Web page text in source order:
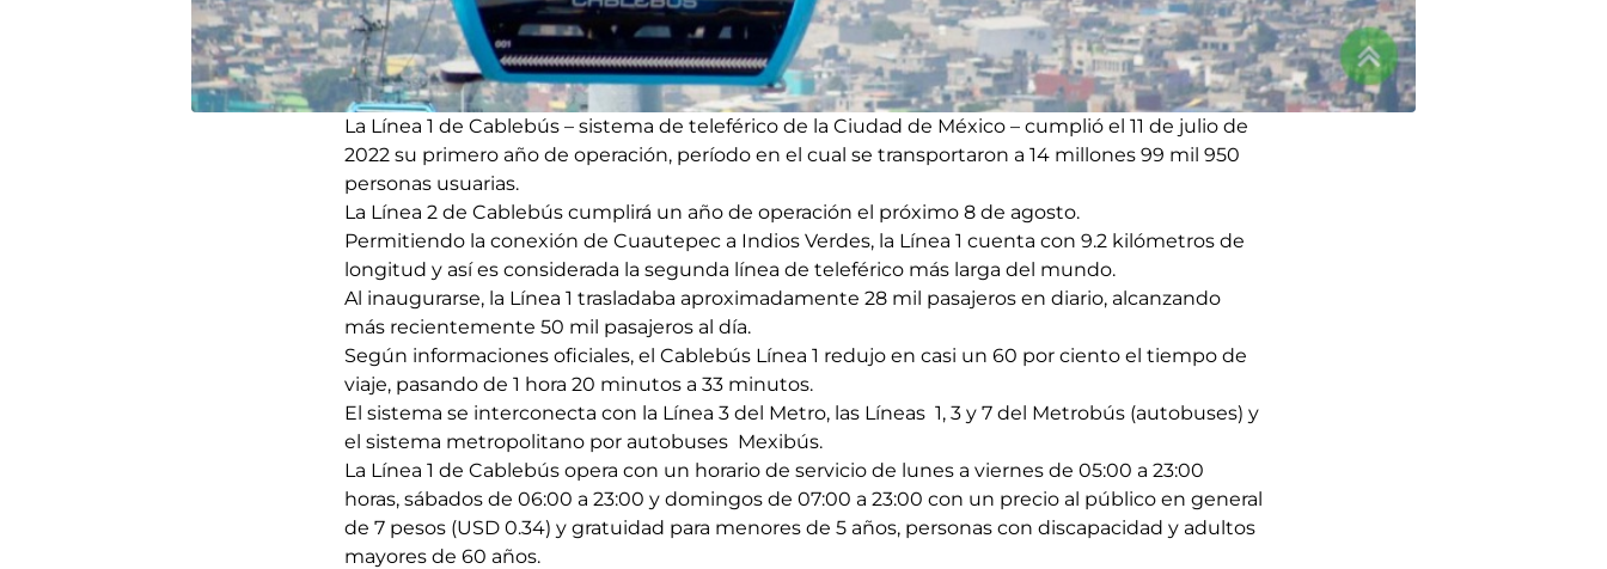
La Línea 1 de Cablebús – sistema de teleférico de la Ciudad de México – cumplió el 11 de julio de
2022 su primero año de operación, período en el cual se transportaron a 14 millones 99 mil 950
personas usuarias.
La Línea 2 de Cablebús cumplirá un año de operación el próximo 8 de agosto.
Permitiendo la conexión de Cuautepec a Indios Verdes, la Línea 1 cuenta con 9.2 kilómetros de
longitud y así es considerada la segunda línea de teleférico más larga del mundo.
Al inaugurarse, la Línea 1 trasladaba aproximadamente 28 mil pasajeros en diario, alcanzando
más recientemente 50 mil pasajeros al día.
Según informaciones oficiales, el Cablebús Línea 1 redujo en casi un 60 por ciento el tiempo de
viaje, pasando de 1 hora 20 minutos a 33 minutos.
El sistema se interconecta con la Línea 3 del Metro, las Líneas 1, 3 y 7 del Metrobús (autobuses) y
el sistema metropolitano por autobuses Mexibús.
La Línea 1 de Cablebús opera con un horario de servicio de lunes a viernes de 05:00 a 23:00
horas, sábados de 06:00 a 23:00 y domingos de 07:00 a 23:00 con un precio al público en general
de 7 pesos (USD 0.34) y gratuidad para menores de 5 años, personas con discapacidad y adultos
mayores de 60 años.